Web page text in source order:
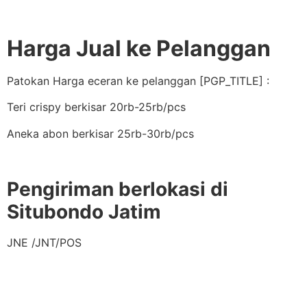
Harga Jual ke Pelanggan
Patokan Harga eceran ke pelanggan [PGP_TITLE] :
Teri crispy berkisar 20rb-25rb/pcs
Aneka abon berkisar 25rb-30rb/pcs
Pengiriman berlokasi di
Situbondo Jatim
JNE /JNT/POS